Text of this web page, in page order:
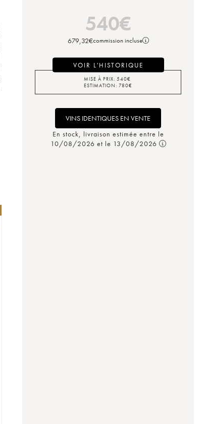
540€
679,32€commission incluse
VOIR L'HISTORIQUE
MISE À PRIX: 540€
ESTIMATION: 780€
VINS IDENTIQUES EN VENTE
En stock, livraison estimée entre le
10/08/2026 et le 13/08/2026